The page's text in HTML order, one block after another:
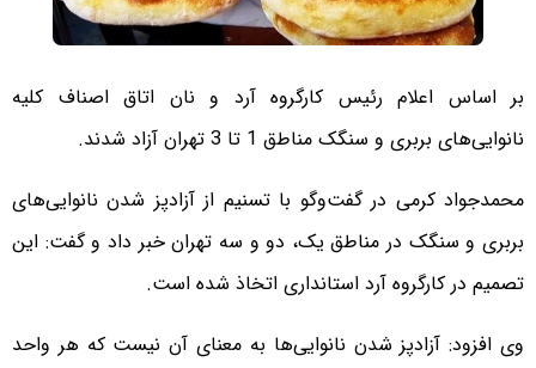
بر اساس اعلام رئیس کارگروه آرد و نان اتاق اصناف کلیه
نانوایی‌های بربری و سنگک مناطق 1 تا 3 تهران آزاد شدند.
محمدجواد کرمی در گفت‌وگو با تسنیم از آزادپز شدن نانوایی‌های
بربری و سنگک در مناطق یک، دو و سه تهران خبر داد و گفت: این
تصمیم در کارگروه آرد استانداری اتخاذ شده است.
وی افزود: آزادپز شدن نانوایی‌ها به معنای آن نیست که هر واحد